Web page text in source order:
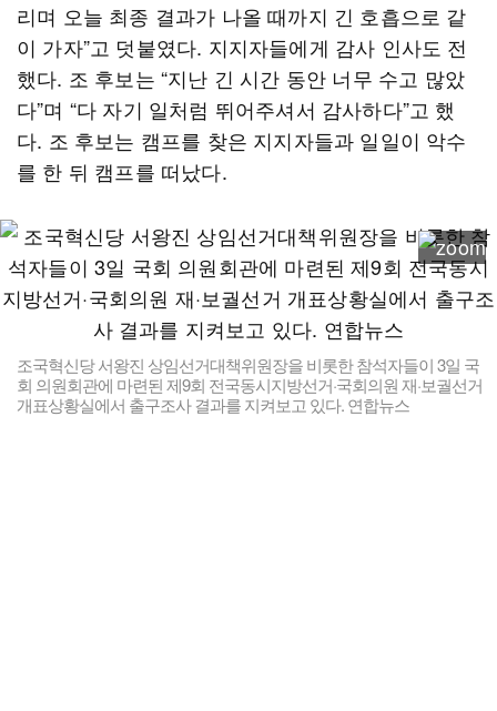
리며 오늘 최종 결과가 나올 때까지 긴 호흡으로 같
이 가자”고 덧붙였다. 지지자들에게 감사 인사도 전
했다. 조 후보는 “지난 긴 시간 동안 너무 수고 많았
다”며 “다 자기 일처럼 뛰어주셔서 감사하다”고 했
다. 조 후보는 캠프를 찾은 지지자들과 일일이 악수
를 한 뒤 캠프를 떠났다.
조국혁신당 서왕진 상임선거대책위원장을 비롯한 참석자들이 3일 국
회 의원회관에 마련된 제9회 전국동시지방선거·국회의원 재·보궐선거
개표상황실에서 출구조사 결과를 지켜보고 있다. 연합뉴스